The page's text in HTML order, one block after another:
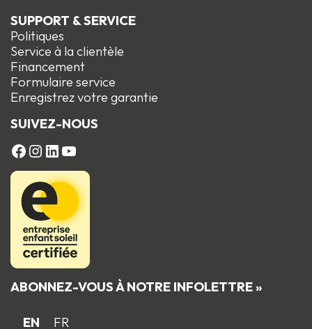
SUPPORT & SERVICE
Politiques
Service à la clientèle
Financement
Formulaire service
Enregistrez votre garantie
SUIVEZ-NOUS
FACEBOOK
Instagram
LinkedIn
YouTube
ABONNEZ-VOUS À NOTRE INFOLETTRE »
EN FR